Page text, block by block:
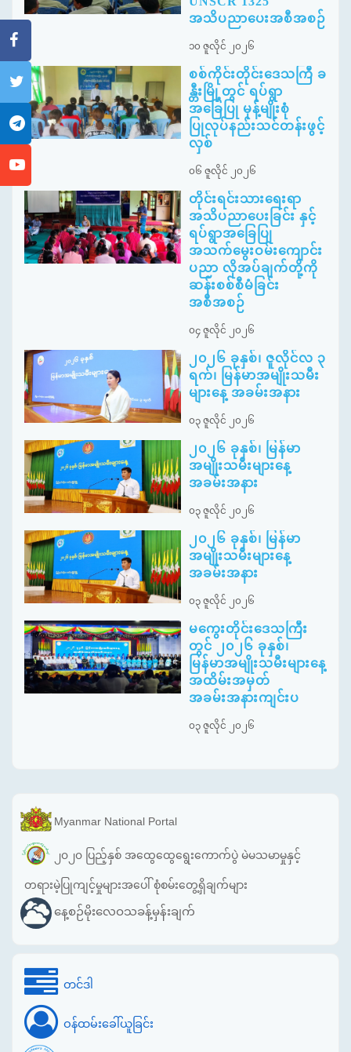
အသိပညာပေးအစီအစဉ်
၁၀ ဇူလိုင် ၂၀၂၆
စစ်ကိုင်းတိုင်းဒေသကြီ ခ
န္တီးမြို့တွင် ရပ်ရွာ
အခြေပြု မုန့်မျိုးစုံ
ပြုလုပ်နည်းသင်တန်းဖွင့်
လှစ်
၀၆ ဇူလိုင် ၂၀၂၆
တိုင်းရင်းသားရေးရာ
အသိပညာပေးခြင်း နှင့်
ရပ်ရွာအခြေပြု
အသက်မွေးဝမ်းကျောင်း
ပညာ လိုအပ်ချက်တို့ကို
ဆန်းစစ်စီမံခြင်း
အစီအစဉ်
၀၄ ဇူလိုင် ၂၀၂၆
၂၀၂၆ ခုနှစ်၊ ဇူလိုင်လ ၃
ရက်၊ မြန်မာအမျိုးသမီး
များနေ့ အခမ်းအနား
၀၃ ဇူလိုင် ၂၀၂၆
၂၀၂၆ ခုနှစ်၊ မြန်မာ
အမျိုးသမီးများနေ့
အခမ်းအနား
၀၃ ဇူလိုင် ၂၀၂၆
၂၀၂၆ ခုနှစ်၊ မြန်မာ
အမျိုးသမီးများနေ့
အခမ်းအနား
၀၃ ဇူလိုင် ၂၀၂၆
မကွေးတိုင်းဒေသကြီး
တွင် ၂၀၂၆ ခုနှစ်၊
မြန်မာအမျိုးသမီးများနေ့
အထိမ်းအမှတ်
အခမ်းအနားကျင်းပ
၀၃ ဇူလိုင် ၂၀၂၆
Myanmar National Portal
၂၀၂၀ ပြည့်နှစ် အထွေထွေရွေးကောက်ပွဲ မဲမသမာမှုနှင့်
တရားမဲ့ပြုကျင့်မှုများအပေါ် စုံစမ်းတွေ့ရှိချက်များ
နေ့စဉ်မိုးလေဝသခန့်မှန်းချက်
တင်ဒါ
ဝန်ထမ်းခေါ်ယူခြင်း